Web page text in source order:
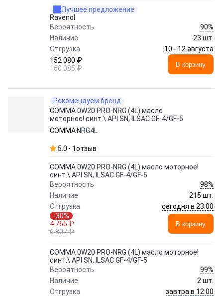
Лучшее предложение
Ravenol
Вероятность
90%
Наличие
23 шт.
Отгрузка
10 - 12 августа
152 080 ₽
160 085 ₽
В корзину
Рекомендуем бренд
COMMA 0W20 PRO-NRG (4L) масло
моторное! синт.\ API SN, ILSAC GF-4/GF-5
COMMA NRG4L
5.0 1отзыв
COMMA 0W20 PRO-NRG (4L) масло моторное!
синт.\ API SN, ILSAC GF-4/GF-5
Вероятность
98%
Наличие
215 шт.
Отгрузка
сегодня в 23:00
-30%
4 765 ₽
6 807 ₽
В корзину
COMMA 0W20 PRO-NRG (4L) масло моторное!
синт.\ API SN, ILSAC GF-4/GF-5
Вероятность
99%
Наличие
2 шт.
Отгрузка
завтра в 12:00